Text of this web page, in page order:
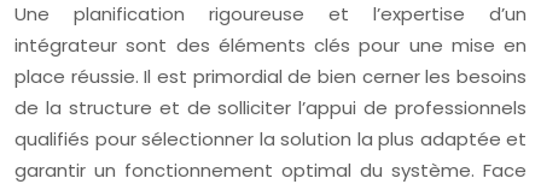
Une planification rigoureuse et l’expertise d’un
intégrateur sont des éléments clés pour une mise en
place réussie. Il est primordial de bien cerner les besoins
de la structure et de solliciter l’appui de professionnels
qualifiés pour sélectionner la solution la plus adaptée et
garantir un fonctionnement optimal du système. Face